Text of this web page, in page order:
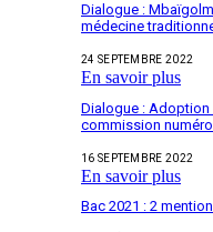
Dialogue :
médecine
24 SEPTEMBRE 2022
En savoir plus
Dialogue :
commission numéro
16 SEPTEMBRE 2022
En savoir plus
Bac 2021 : 2